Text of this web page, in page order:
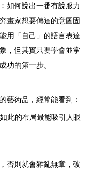
如何說出一番有說服力
畫家想要傳達的意圖固
用「自己」的語言表達
，但其實只要學會並掌
功的第一步。
藝術品，經常能看到：
此的布局最能吸引人眼
否則就會雜亂無章，破